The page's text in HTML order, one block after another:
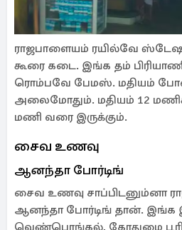
ராஜபாளையம் ரயில்வே
கூரை கடை. இங்க தம்
ரொம்பவே பேமஸ். மதியம்
அலைமோதும். மதியம் 12
மணி வரை இருக்கும்.
சைவ உணவு
ஆனந்தா போர்டிங்
சைவ உணவு சாப்பிடனும்னா
ஆனந்தா போர்டிங் தான். இங்க
வெண்பொங்கல், கோதுமை